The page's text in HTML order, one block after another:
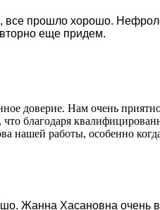
прошло хорошо.
еще придем.
доверие. Нам очень
благодаря
нашей работы, особенно
Жанна Хасановна очень